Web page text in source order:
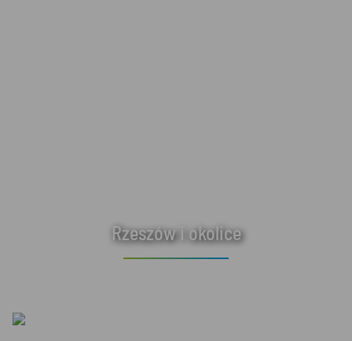
Rzeszów i okolice